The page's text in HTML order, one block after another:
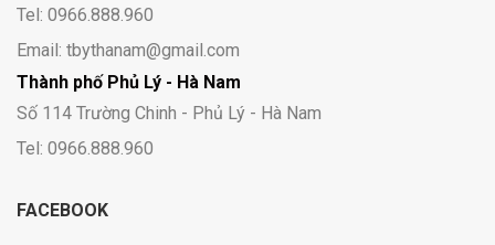
Tel: 0966.888.960
Email: tbythanam@gmail.com
Thành phố Phủ Lý - Hà Nam
Số 114 Trường Chinh - Phủ Lý - Hà Nam
Tel: 0966.888.960
FACEBOOK